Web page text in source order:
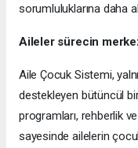
sorumluluklarına daha
Aileler sürecin
Aile Çocuk Sistemi,
destekleyen bütüncül
programları, rehberlik
sayesinde ailelerin